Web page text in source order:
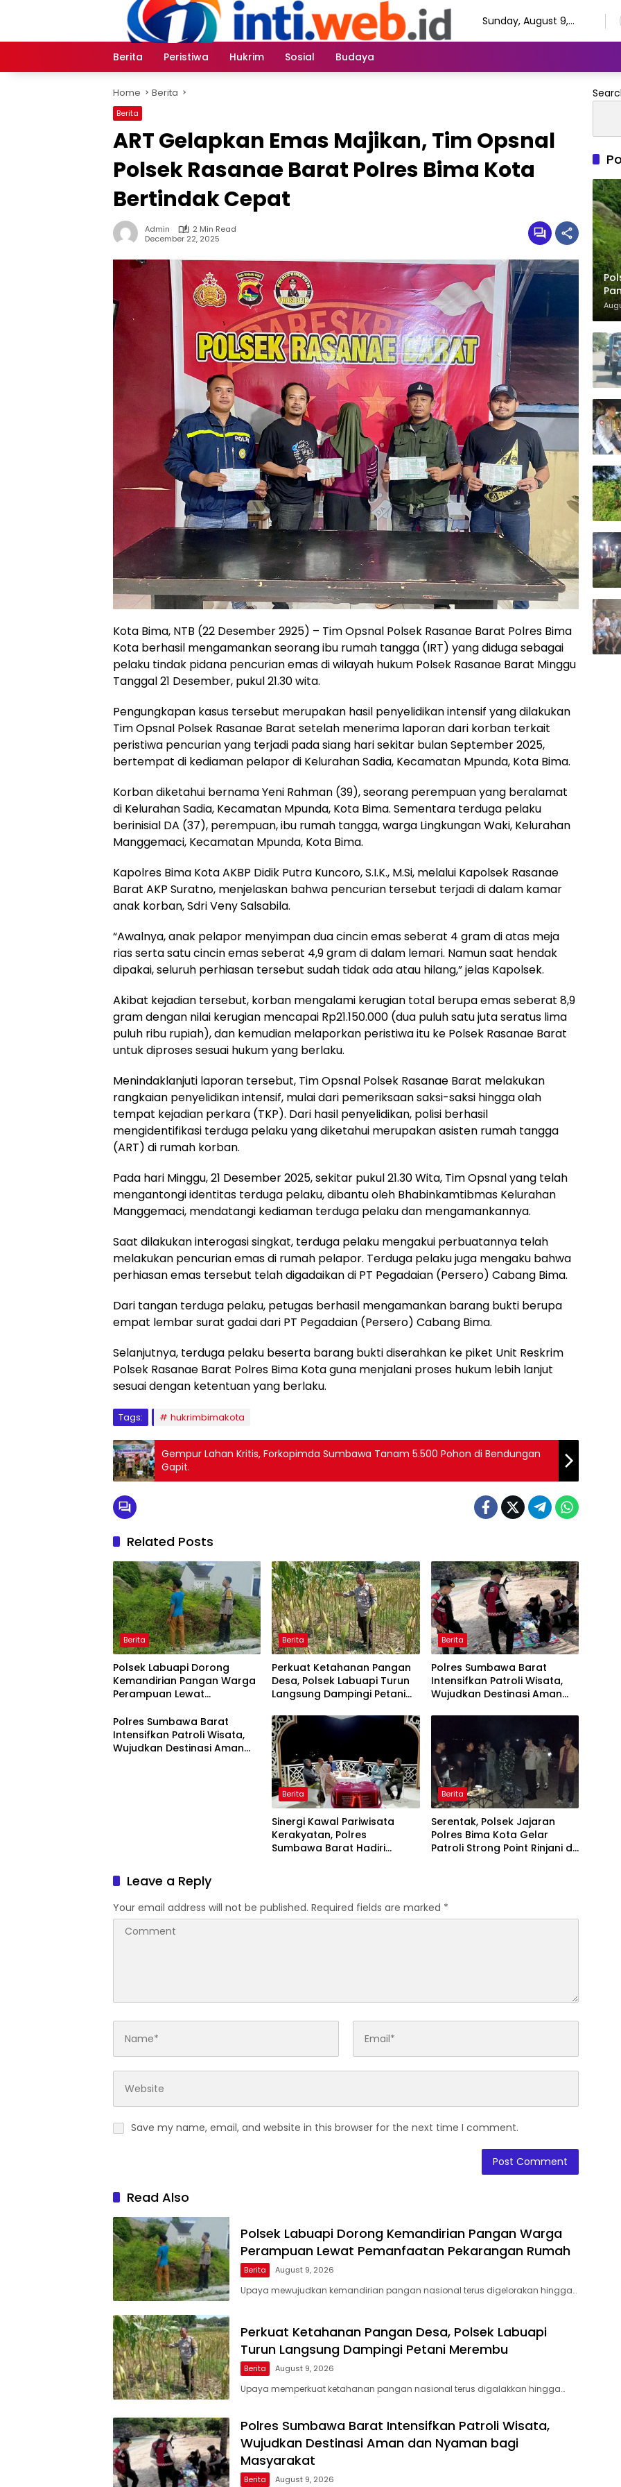
Sunday, August 9,
Berita
Peristiwa Hukrim Sosial Budaya
Home Berita
Berita
ART Gelapkan Emas Majikan, Tim Opsnal
Polsek Rasanae Barat Polres Bima Kota
Bertindak Cepat
Admin
2 Min Read
December 22, 2025
Kota Bima, NTB (22 Desember 2925) – Tim Opsnal Polsek Rasanae Barat Polres Bima
Kota berhasil mengamankan seorang ibu rumah tangga (IRT) yang diduga sebagai
pelaku tindak pidana pencurian emas di wilayah hukum Polsek Rasanae Barat Minggu
Tanggal 21 Desember, pukul 21.30 wita.
Pengungkapan kasus tersebut merupakan hasil penyelidikan intensif yang dilakukan
Tim Opsnal Polsek Rasanae Barat setelah menerima laporan dari korban terkait
peristiwa pencurian yang terjadi pada siang hari sekitar bulan September 2025,
bertempat di kediaman pelapor di Kelurahan Sadia, Kecamatan Mpunda, Kota Bima.
Korban diketahui bernama Yeni Rahman (39), seorang perempuan yang beralamat
di Kelurahan Sadia, Kecamatan Mpunda, Kota Bima. Sementara terduga pelaku
berinisial DA (37), perempuan, ibu rumah tangga, warga Lingkungan Waki, Kelurahan
Manggemaci, Kecamatan Mpunda, Kota Bima.
Kapolres Bima Kota AKBP Didik Putra Kuncoro, S.I.K., M.Si, melalui Kapolsek Rasanae
Barat AKP Suratno, menjelaskan bahwa pencurian tersebut terjadi di dalam kamar
anak korban, Sdri Veny Salsabila.
“Awalnya, anak pelapor menyimpan dua cincin emas seberat 4 gram di atas meja
rias serta satu cincin emas seberat 4,9 gram di dalam lemari. Namun saat hendak
dipakai, seluruh perhiasan tersebut sudah tidak ada atau hilang,” jelas Kapolsek.
Akibat kejadian tersebut, korban mengalami kerugian total berupa emas seberat 8,9
gram dengan nilai kerugian mencapai Rp21.150.000 (dua puluh satu juta seratus lima
puluh ribu rupiah), dan kemudian melaporkan peristiwa itu ke Polsek Rasanae Barat
untuk diproses sesuai hukum yang berlaku.
Menindaklanjuti laporan tersebut, Tim Opsnal Polsek Rasanae Barat melakukan
rangkaian penyelidikan intensif, mulai dari pemeriksaan saksi-saksi hingga olah
tempat kejadian perkara (TKP). Dari hasil penyelidikan, polisi berhasil
mengidentifikasi terduga pelaku yang diketahui merupakan asisten rumah tangga
(ART) di rumah korban.
Pada hari Minggu, 21 Desember 2025, sekitar pukul 21.30 Wita, Tim Opsnal yang telah
mengantongi identitas terduga pelaku, dibantu oleh Bhabinkamtibmas Kelurahan
Manggemaci, mendatangi kediaman terduga pelaku dan mengamankannya.
Saat dilakukan interogasi singkat, terduga pelaku mengakui perbuatannya telah
melakukan pencurian emas di rumah pelapor. Terduga pelaku juga mengaku bahwa
perhiasan emas tersebut telah digadaikan di PT Pegadaian (Persero) Cabang Bima.
Dari tangan terduga pelaku, petugas berhasil mengamankan barang bukti berupa
empat lembar surat gadai dari PT Pegadaian (Persero) Cabang Bima.
Selanjutnya, terduga pelaku beserta barang bukti diserahkan ke piket Unit Reskrim
Polsek Rasanae Barat Polres Bima Kota guna menjalani proses hukum lebih lanjut
sesuai dengan ketentuan yang berlaku.
Tags: hukrimbimakota
Gempur Lahan Kritis, Forkopimda Sumbawa Tanam 5.500 Pohon di Bendungan
Gapit.
Related Posts
Berita
Polsek Labuapi Dorong
Kemandirian Pangan Warga
Perampuan Lewat
Rumah
Berita
Perkuat Ketahanan Pangan
Desa, Polsek Labuapi Turun
Langsung Dampingi Petani
Berita
Polres Sumbawa Barat
Intensifkan Patroli Wisata,
Wujudkan Destinasi Aman
Masyarakat
Polres Sumbawa Barat
Intensifkan Patroli Wisata,
Wujudkan Destinasi Aman
Berita
Sinergi Kawal Pariwisata
Kerakyatan, Polres
Sumbawa Barat Hadiri
Suntuk”
Berita
Serentak, Polsek Jajaran
Polres Bima Kota Gelar
Patroli Strong Point Rinjani di
Leave a Reply
Your email address will not be published. Required fields are marked *
Save my name, email, and website in this browser for the next time I comment.
Read Also
Polsek Labuapi Dorong Kemandirian Pangan Warga
Perampuan Lewat Pemanfaatan Pekarangan Rumah
Berita August 9, 2026
Upaya mewujudkan kemandirian pangan nasional terus digelorakan hingga…
Perkuat Ketahanan Pangan Desa, Polsek Labuapi
Turun Langsung Dampingi Petani Merembu
Berita August 9, 2026
Upaya memperkuat ketahanan pangan nasional terus digalakkan hingga…
Polres Sumbawa Barat Intensifkan Patroli Wisata,
Wujudkan Destinasi Aman dan Nyaman bagi
Masyarakat
Berita August 9, 2026